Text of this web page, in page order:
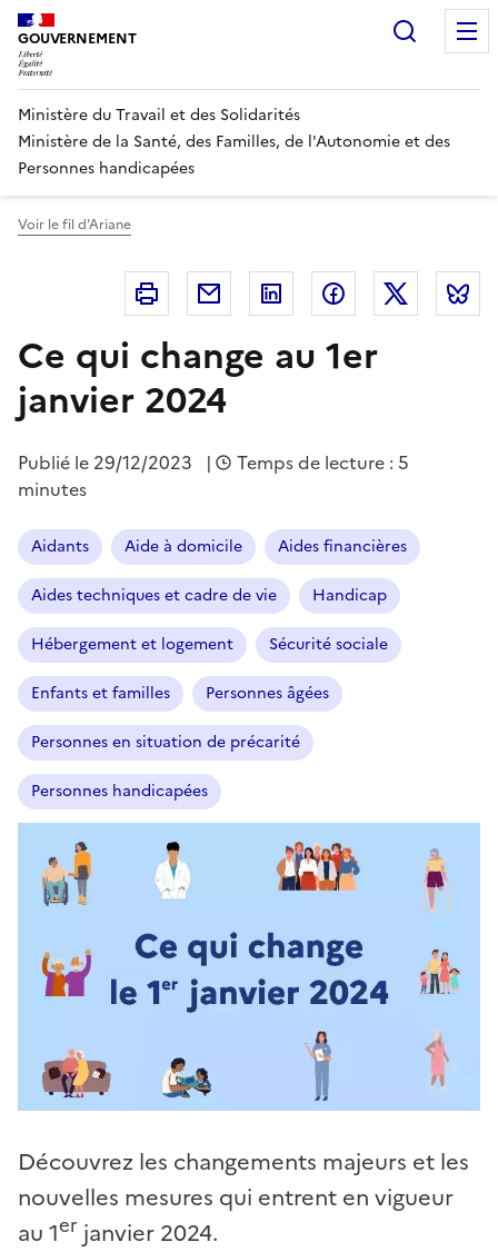
Panneau de gestion des cookies
GOUVERNEMENT
Ministère du Travail et des Solidarités
Ministère de la Santé, des Familles, de l'Autonomie et des
Personnes handicapées
Voir le fil d'Ariane
Imprimer Courriel Linkedin FacebookTwitter
Ce qui change au 1er
janvier 2024
Publié le 29/12/2023 |
Temps de lecture : 5
minutes
Aidants Aide à domicile Aides financières
Aides techniques et cadre de vie Handicap
Hébergement et logement Sécurité sociale
Enfants et familles Personnes âgées
Personnes en situation de précarité
Personnes handicapées
Découvrez les changements majeurs et les
nouvelles mesures qui entrent en vigueur
au 1er janvier 2024.